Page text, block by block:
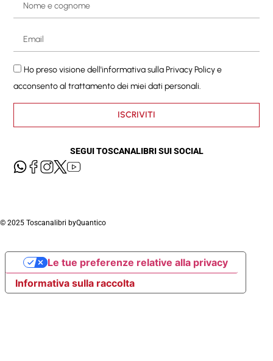
Ho preso visione dell'informativa sullaPrivacy Policye
acconsento al trattamento dei miei dati personali.
ISCRIVITI
SEGUI TOSCANALIBRI SUI SOCIAL
© 2025 Toscanalibri byQuantico
Informativa sulla raccolta
Le tue preferenze relative alla privacy